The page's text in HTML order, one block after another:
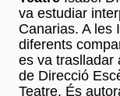
va estudiar
Canarias. A les
diferents
es va traslladar
de Direcció
Teatre. És